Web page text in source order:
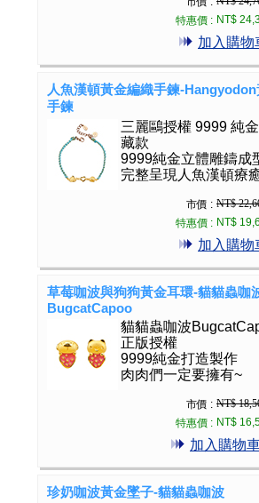
特惠價 : NT$
加入購物
人魚漢頓黃金編織手鍊-Hangyodon
手鍊
三麗鷗授權 9999 純
藏款
9999純金立體雕鑄成
完整呈現人魚漢頓療
市價 : NT$
特惠價 : NT$
加入購物
草莓咖波與狗狗黃金耳環-貓貓蟲咖
BugcatCapoo
貓貓蟲咖波
正版授權
9999純金打造製作
肉肉們一定要擁有~
市價 : NT$
特惠價 : NT$
加入購物
珍奶咖波黃金墜子-貓貓蟲咖波